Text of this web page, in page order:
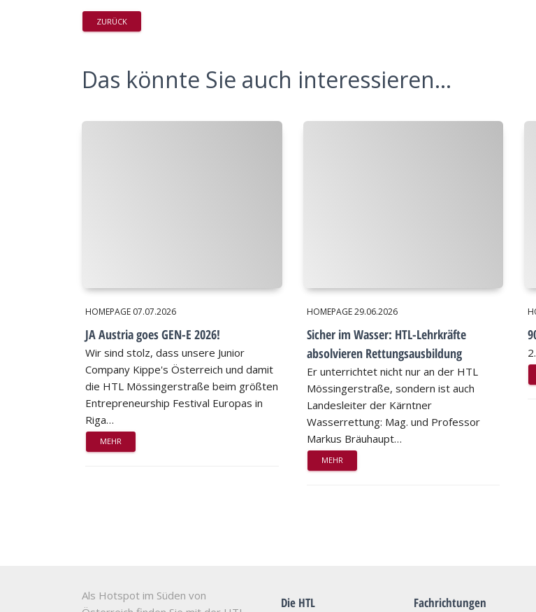
ZURÜCK
Das könnte Sie auch interessieren...
HOMEPAGE 07.07.2026
JA Austria goes GEN-E 2026!
Wir sind stolz, dass unsere Junior
Company Kippe's Österreich und damit
die HTL Mössingerstraße beim größten
Entrepreneurship Festival Europas in
Riga…
MEHR
HOMEPAGE29.06.2026
Sicher im Wasser: HTL-Lehrkräfte
absolvieren Rettungsausbildung
Er unterrichtet nicht nur an der HTL
Mössingerstraße, sondern ist auch
Landesleiter der Kärntner
Wasserrettung: Mag. und Professor
Markus Bräuhaupt…
MEHR
Als Hotspot im Süden von
Die HTL Fachrichtungen